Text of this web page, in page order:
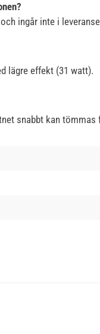
ingår inte i
lägre effekt (31 watt).
snabbt kan tömmas